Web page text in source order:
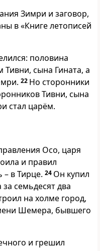
Зимри и заговор,
в «Книге летописей
половина
Тивни, сына Гината, а
22 Но сторонники
Тивни, сына
стал царём.
Осо, царя
и правил
– в Тирце. 24 Он купил
семьдесят два
на холме город,
Шемера, бывшего
и грешил